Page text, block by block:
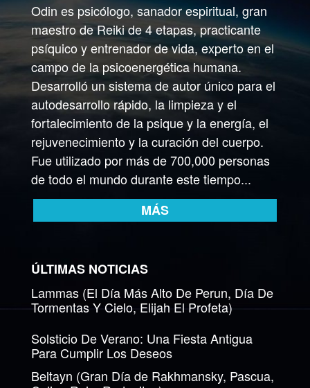
Odin es psicólogo, sanador espiritual, gran
maestro de Reiki de 4 etapas, practicante
psíquico y entrenador de vida, experto en el
campo de la psicoenergética humana.
Desarrolló un sistema de autor único para el
autodesarrollo rápido, la limpieza y el
fortalecimiento de la psique y la energía, el
rejuvenecimiento y la curación del cuerpo.
Fue utilizado por más de 700,000 personas
de todo el mundo durante este tiempo...
MÁS
ÚLTIMAS NOTICIAS
Lammas (El Día Más Alto De Perun, Día De
Tormentas Y Cielo, Elijah El Profeta)
Solsticio De Verano: Una Fiesta Antigua
Para Cumplir Los Deseos
Beltayn (Gran Día de Rakhmansky, Pascua,